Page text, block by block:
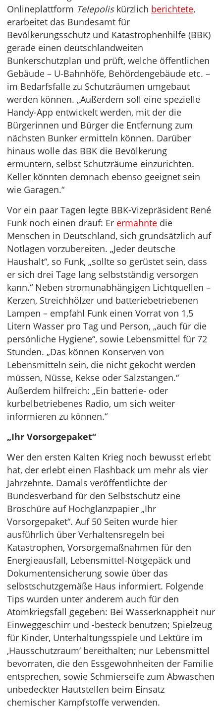
Onlineplattform Telepoliskürzlich berichtete,
erarbeitet das Bundesamt für
Bevölkerungsschutz und Katastrophenhilfe (BBK)
gerade einen deutschlandweiten
Bunkerschutzplan und prüft, welche öffentlichen
Gebäude – U-Bahnhöfe, Behördengebäude etc. –
im Bedarfsfalle zu Schutzräumen umgebaut
werden können. „Außerdem soll eine spezielle
Handy-App entwickelt werden, mit der die
Bürgerinnen und Bürger die Entfernung zum
nächsten Bunker ermitteln können. Darüber
hinaus wolle das BBK die Bevölkerung
ermuntern, selbst Schutzräume einzurichten.
Keller könnten demnach ebenso geeignet sein
wie Garagen.“
Vor ein paar Tagen legte BBK-Vizepräsident René
Funk noch einen drauf: Er ermahnte die
Menschen in Deutschland, sich grundsätzlich auf
Notlagen vorzubereiten. „Jeder deutsche
Haushalt“, so Funk, „sollte so gerüstet sein, dass
er sich drei Tage lang selbstständig versorgen
kann.“ Neben stromunabhängigen Lichtquellen –
Kerzen, Streichhölzer und batteriebetriebenen
Lampen – empfahl Funk einen Vorrat von 1,5
Litern Wasser pro Tag und Person, „auch für die
persönliche Hygiene“, sowie Lebensmittel für 72
Stunden. „Das können Konserven von
Lebensmitteln sein, die nicht gekocht werden
müssen, Nüsse, Kekse oder Salzstangen.“
Außerdem hilfreich: „Ein batterie- oder
kurbelbetriebenes Radio, um sich weiter
informieren zu können.“
„Ihr Vorsorgepaket“
Wer den ersten Kalten Krieg noch bewusst erlebt
hat, der erlebt einen Flashback um mehr als vier
Jahrzehnte. Damals veröffentlichte der
Bundesverband für den Selbstschutz eine
Broschüre auf Hochglanzpapier „Ihr
Vorsorgepaket“. Auf 50 Seiten wurde hier
ausführlich über Verhaltensregeln bei
Katastrophen, Vorsorgemaßnahmen für den
Energieausfall, Lebensmittel-Notgepäck und
Dokumentensicherung sowie über das
selbstschutzgemäße Haus informiert. Folgende
Tips wurden unter anderem auch für den
Atomkriegsfall gegeben: Bei Wasserknappheit nur
Einweggeschirr und -besteck benutzen; Spielzeug
für Kinder, Unterhaltungsspiele und Lektüre im
‚Hausschutzraum‘ bereithalten; nur Lebensmittel
bevorraten, die den Essgewohnheiten der Familie
entsprechen, sowie Schmierseife zum Abwaschen
unbedeckter Hautstellen beim Einsatz
chemischer Kampfstoffe verwenden.